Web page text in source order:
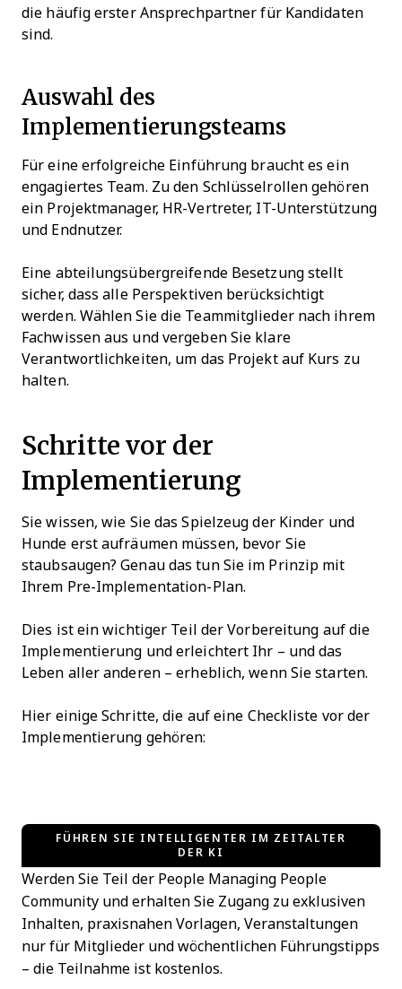
die häufig erster Ansprechpartner für Kandidaten
sind.
Auswahl des
Implementierungsteams
Für eine erfolgreiche Einführung braucht es ein
engagiertes Team. Zu den Schlüsselrollen gehören
ein Projektmanager, HR-Vertreter, IT-Unterstützung
und Endnutzer.
Eine abteilungsübergreifende Besetzung stellt
sicher, dass alle Perspektiven berücksichtigt
werden. Wählen Sie die Teammitglieder nach ihrem
Fachwissen aus und vergeben Sie klare
Verantwortlichkeiten, um das Projekt auf Kurs zu
halten.
Schritte vor der
Implementierung
Sie wissen, wie Sie das Spielzeug der Kinder und
Hunde erst aufräumen müssen, bevor Sie
staubsaugen? Genau das tun Sie im Prinzip mit
Ihrem Pre-Implementation-Plan.
Dies ist ein wichtiger Teil der Vorbereitung auf die
Implementierung und erleichtert Ihr – und das
Leben aller anderen – erheblich, wenn Sie starten.
Hier einige Schritte, die auf eine Checkliste vor der
Implementierung gehören:
FÜHREN SIE INTELLIGENTER IM ZEITALTER
DER KI
Werden Sie Teil der People Managing People
Community und erhalten Sie Zugang zu exklusiven
Inhalten, praxisnahen Vorlagen, Veranstaltungen
nur für Mitglieder und wöchentlichen Führungstipps
– die Teilnahme ist kostenlos.